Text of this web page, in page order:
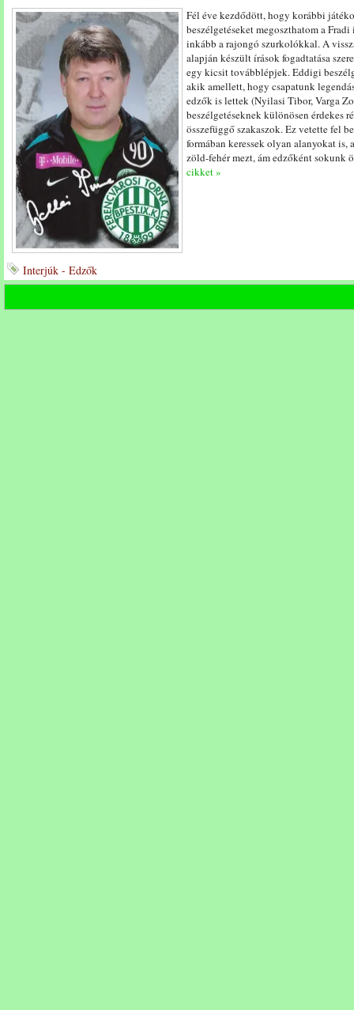
Fél éve kezdődött, hogy korábbi
beszélgetéseket megoszthatom a
inkább a rajongó szurkolókkal. A
alapján készült írások fogadtatása
egy kicsit továbblépjek. Eddigi
akik amellett, hogy csapatunk
edzők is lettek (Nyilasi Tibor, Varga
beszélgetéseknek különösen érdekes
összefüggő szakaszok. Ez vetette fel
formában keressek olyan alanyokat
zöld-fehér mezt, ám edzőként sokunk
cikket »
Interjúk - Edzők